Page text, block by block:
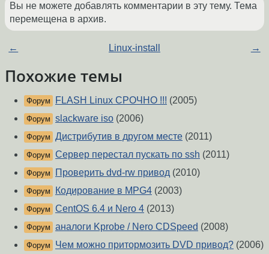
Вы не можете добавлять комментарии в эту тему. Тема
перемещена в архив.
← Linux-install →
Похожие темы
Форум FLASH Linux СРОЧНО !!! (2005)
Форум slackware iso (2006)
Форум Дистрибутив в другом месте (2011)
Форум Сервер перестал пускать по ssh (2011)
Форум Проверить dvd-rw привод (2010)
Форум Кодирование в MPG4 (2003)
Форум CentOS 6.4 и Nero 4 (2013)
Форум аналоги Kprobe / Nero CDSpeed (2008)
Форум Чем можно притормозить DVD привод? (2006)